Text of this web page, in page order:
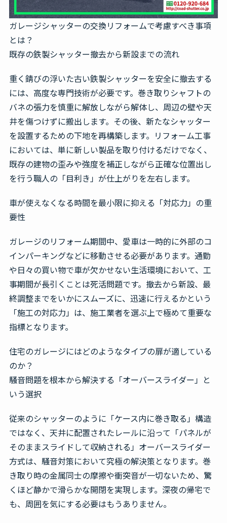
ガレージシャッターの交換リフォームで考慮すべき事項
とは？
既存の鉄製シャッター撤去から新設までの流れ
重く錆びの浮いた古い鉄製シャッターを安全に撤去する
には、高度な専門技術が必要です。巻き取りシャフトの
バネの張力を慎重に解放しながら解体し、周辺の壁や天
井を傷つけずに搬出します。その後、新たなシャッター
を設置するための下地を再構築します。リフォーム工事
においては、単に新しい製品を取り付けるだけでなく、
既存の建物の歪みや強度を補正しながら正確な位置出し
を行う職人の「目利き」が仕上がりを左右します。
車が使えなくなる時間を最小限に抑える「対応力」の重
要性
ガレージのリフォーム期間中、愛車は一時的に外部のコ
インパーキングなどに移動させる必要があります。通勤
や日々の買い物で車が欠かせない生活環境において、工
事期間が長引くことは死活問題です。撤去から新設、最
終調整までをいかにスムーズに、迅速に行えるかという
「施工の対応力」は、施工業者を選ぶ上で極めて重要な
指標となります。
住宅のガレージにはどのようなタイプの扉が適している
のか？
騒音問題を根本から解決する「オーバースライダー」と
いう選択
従来のシャッターのように「ケース内に巻き取る」構造
ではなく、天井に配置されたレールに沿って「パネルが
そのままスライドして収納される」オーバースライダー
方式は、騒音対策において究極の解決策となります。巻
き取り時の金属同士の摩擦や衝突音が一切ないため、驚
くほど静かで滑らかな開閉を実現します。深夜の帰宅で
も、周囲を気にする必要はもうありません。